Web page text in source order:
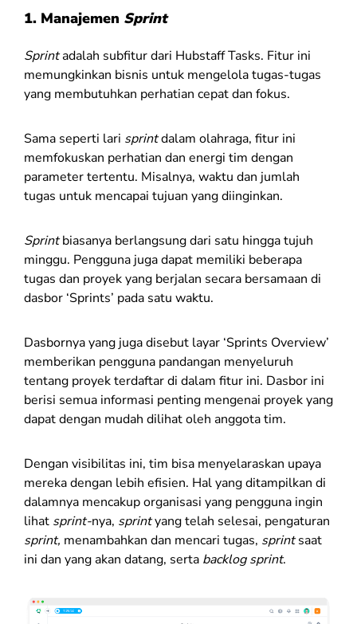
1. Manajemen Sprint
Sprintadalah subfitur dari Hubstaff Tasks. Fitur ini
memungkinkan bisnis untuk mengelola tugas-tugas
yang membutuhkan perhatian cepat dan fokus.
Sama seperti lari sprintdalam olahraga, fitur ini
memfokuskan perhatian dan energi tim dengan
parameter tertentu. Misalnya, waktu dan jumlah
tugas untuk mencapai tujuan yang diinginkan.
Sprintbiasanya berlangsung dari satu hingga tujuh
minggu. Pengguna juga dapat memiliki beberapa
tugas dan proyek yang berjalan secara bersamaan di
dasbor ‘Sprints’ pada satu waktu.
Dasbornya yang juga disebut layar ‘Sprints Overview’
memberikan pengguna pandangan menyeluruh
tentang proyek terdaftar di dalam fitur ini. Dasbor ini
berisi semua informasi penting mengenai proyek yang
dapat dengan mudah dilihat oleh anggota tim.
Dengan visibilitas ini, tim bisa menyelaraskan upaya
mereka dengan lebih efisien. Hal yang ditampilkan di
dalamnya mencakup organisasi yang pengguna ingin
lihat sprint-nya, sprintyang telah selesai, pengaturan
sprint, menambahkan dan mencari tugas, sprintsaat
ini dan yang akan datang, serta backlog sprint.